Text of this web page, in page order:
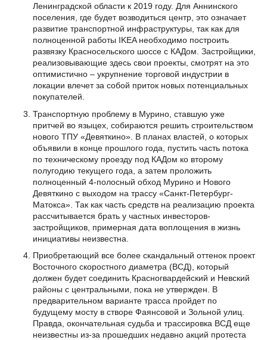
Ленинградской области к 2019 году. Для Аннинского
поселения, где будет возводиться центр, это означает
развитие транспортной инфраструктуры, так как для
полноценной работы IKEA необходимо построить
развязку Красносельского шоссе с КАДом. Застройщики,
реализовывающие здесь свои проекты, смотрят на это
оптимистично – укрупнение торговой индустрии в
локации влечет за собой приток новых потенциальных
покупателей.
Транспортную проблему в Мурино, ставшую уже
притчей во языцех, собираются решить строительством
нового ТПУ «Девяткино». В планах властей, о которых
объявили в конце прошлого года, пустить часть потока
по техническому проезду под КАДом ко второму
полугодию текущего года, а затем проложить
полноценный 4-полосный обход Мурино и Нового
Девяткино с выходом на трассу «Санкт-Петербург-
Матокса». Так как часть средств на реализацию проекта
рассчитывается брать у частных инвесторов-
застройщиков, примерная дата воплощения в жизнь
инициативы неизвестна.
Приобретающий все более скандальный оттенок проект
Восточного скоростного диаметра (ВСД), который
должен будет соединить Красногвардейский и Невский
районы с центральными, пока не утвержден. В
предварительном варианте трасса пройдет по
будущему мосту в створе Фаянсовой и Зольной улиц.
Правда, окончательная судьба и трассировка ВСД еще
неизвестны из-за прошедших недавно акций протеста